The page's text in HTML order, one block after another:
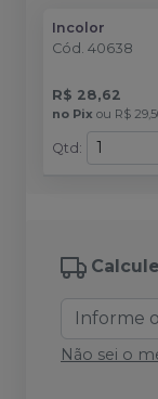
Incolor
Cód. 40638
R$ 28,62
no Pix ou R$
Qtd :
Não sei o